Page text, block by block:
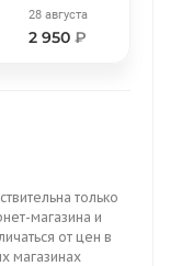
28 августа
2 950 ₽
только
магазина и
от цен в
магазинах
2 недели